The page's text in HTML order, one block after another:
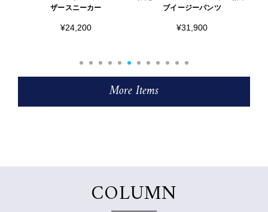
ブイージーパンツ
¥31,900
ク入り イージーパンツ イージー
More Items
COLUMN